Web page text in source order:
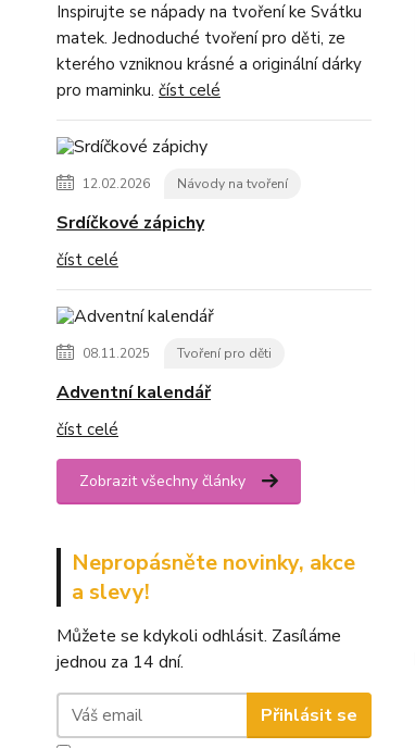
Inspirujte se nápady na tvoření ke Svátku
matek. Jednoduché tvoření pro děti, ze
kterého vzniknou krásné a originální dárky
pro maminku. číst celé
12.02.2026 Návody na tvoření
Srdíčkové zápichy
číst celé
08.11.2025 Tvoření pro děti
Adventní kalendář
číst celé
Zobrazit všechny články
Nepropásněte novinky, akce
a slevy!
Můžete se kdykoli odhlásit. Zasíláme
jednou za 14 dní.
Přihlásit se